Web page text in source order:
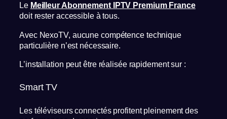
Le Meilleur Abonnement IPTV Premium France
doit rester accessible à tous.
Avec NexoTV, aucune compétence technique
particulière n’est nécessaire.
L’installation peut être réalisée rapidement sur :
Smart TV
Les téléviseurs connectés profitent pleinement des